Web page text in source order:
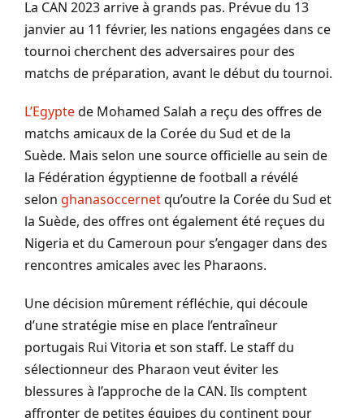
La CAN 2023 arrive à grands pas. Prévuedu 13
janvierau 11 février, les nations engagées dans ce
tournoi cherchent des adversaires pour des
matchs de préparation, avant le début du tournoi.
L’Egyptede Mohamed Salah a reçu des offres de
matchs amicaux de la Corée du Sud et de la
Suède. Mais selon une source officielle au sein de
la Fédération égyptienne de football a révélé
selon ghanasoccernetqu’outre la Corée du Sud et
la Suède, des offres ont également été reçues du
Nigeria et du Cameroun pour s’engager dans des
rencontres amicales avec les Pharaons.
Une décision mûrement réfléchie, qui découle
d’une stratégie mise en place l’entraîneur
portugais Rui Vitoria et son staff. Le staff du
sélectionneur des Pharaon veut éviter les
blessures à l’approche de la CAN. Ils comptent
affronter de petites équipes du continent pour